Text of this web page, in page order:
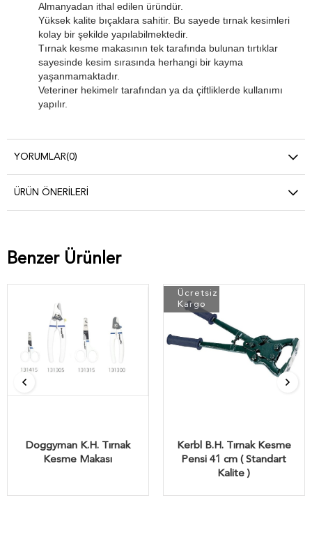
Almanyadan ithal edilen üründür.
Yüksek kalite bıçaklara sahitir. Bu sayede tırnak kesimleri
kolay bir şekilde yapılabilmektedir.
Tırnak kesme makasının tek tarafında bulunan tırtıklar
sayesinde kesim sırasında herhangi bir kayma
yaşanmamaktadır.
Veteriner hekimelr tarafından ya da çiftliklerde kullanımı
yapılır.
YORUMLAR(0)
ÜRÜN ÖNERILERI
Benzer Ürünler
Doggyman K.H. Tırnak
Kesme Makası
Kerbl B.H. Tırnak Kesme
Pensi 41 cm ( Standart
Kalite )
Ücretsiz
Kargo